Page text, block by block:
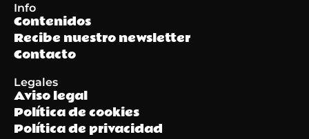
Info
Contenidos
Recibe nuestro newsletter
Contacto
Legales
Aviso legal
Política de cookies
Política de privacidad